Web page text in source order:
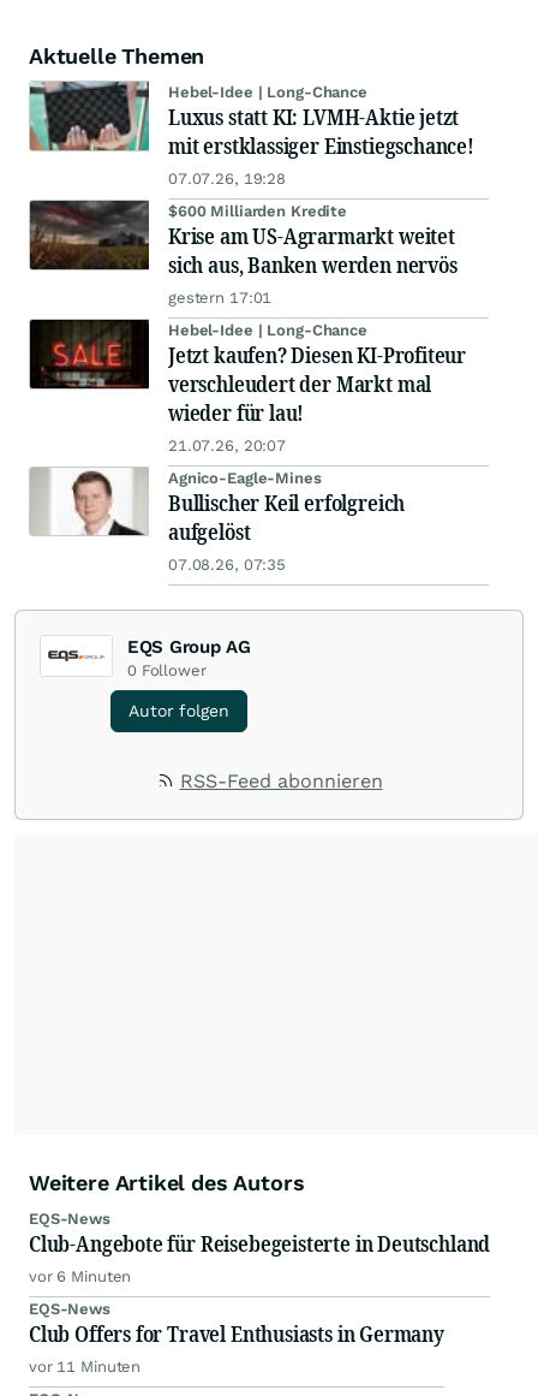
Aktuelle Themen
Hebel-Idee | Long-Chance
Luxus statt KI: LVMH-Aktie jetzt
mit erstklassiger Einstiegschance!
07.07.26, 19:28
$600 Milliarden Kredite
Krise am US-Agrarmarkt weitet
sich aus, Banken werden nervös
gestern 17:01
Hebel-Idee | Long-Chance
Jetzt kaufen? Diesen KI-Profiteur
verschleudert der Markt mal
wieder für lau!
21.07.26, 20:07
Agnico-Eagle-Mines
Bullischer Keil erfolgreich
aufgelöst
07.08.26, 07:35
EQS Group AG
0 Follower
Autor folgen
RSS-Feed abonnieren
Weitere Artikel des Autors
EQS-News
Club-Angebote für Reisebegeisterte in Deutschland
vor 6 Minuten
EQS-News
Club Offers for Travel Enthusiasts in Germany
vor 11 Minuten